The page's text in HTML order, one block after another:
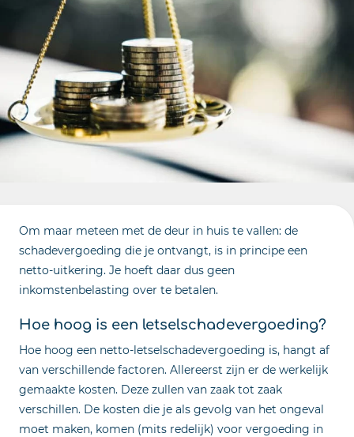
Om maar meteen met de deur in huis te vallen: de
schadevergoeding die je ontvangt, is in principe een
netto-uitkering. Je hoeft daar dus geen
inkomstenbelasting over te betalen.
Hoe hoog is een letselschadevergoeding?
Hoe hoog een netto-letselschadevergoeding is, hangt af
van verschillende factoren. Allereerst zijn er de werkelijk
gemaakte kosten. Deze zullen van zaak tot zaak
verschillen. De kosten die je als gevolg van het ongeval
moet maken, komen (mits redelijk) voor vergoeding in